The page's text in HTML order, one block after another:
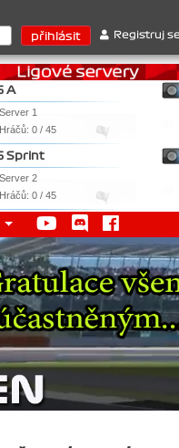
Jakub Chmelík , Pohár
Registruj
A
Server 1
Hráčů: 0 / 45
Sprint
Server 2
Hráčů: 0 / 45